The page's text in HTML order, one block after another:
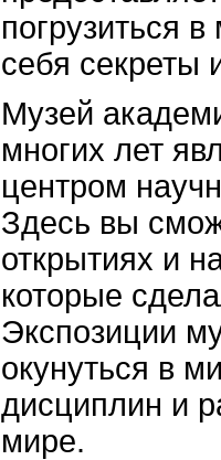
погрузиться
себя секреты
Музей
многих лет
центром
Здесь вы
открытиях и
которые
Экспозиции
окунуться в
дисциплин и
мире.